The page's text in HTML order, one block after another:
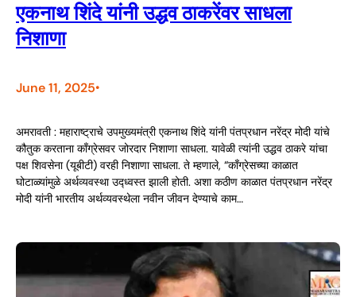
एकनाथ शिंदे यांनी उद्धव ठाकरेंवर साधला
निशाणा
June 11, 2025•
अमरावती : महाराष्ट्राचे उपमुख्यमंत्री एकनाथ शिंदे यांनी पंतप्रधान नरेंद्र मोदी यांचे
कौतुक करताना काँग्रेसवर जोरदार निशाणा साधला. यावेळी त्यांनी उद्धव ठाकरे यांचा
पक्ष शिवसेना (यूबीटी) वरही निशाणा साधला. ते म्हणाले, “काँग्रेसच्या काळात
घोटाळ्यांमुळे अर्थव्यवस्था उद्ध्वस्त झाली होती. अशा कठीण काळात पंतप्रधान नरेंद्र
मोदी यांनी भारतीय अर्थव्यवस्थेला नवीन जीवन देण्याचे काम…